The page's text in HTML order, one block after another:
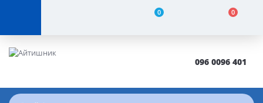
0 0
096 0096 401